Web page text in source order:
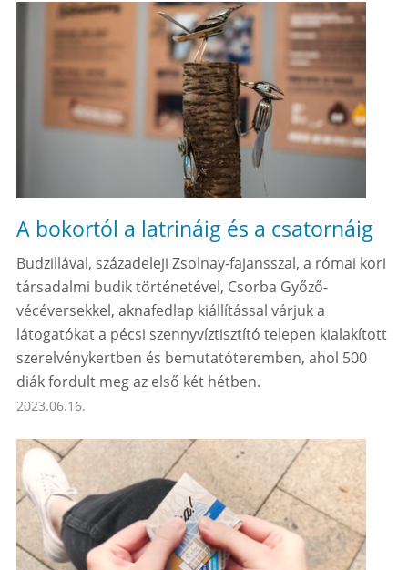
A bokortól a latrináig és a csatornáig
Budzillával, századeleji Zsolnay-fajansszal, a római kori
társadalmi budik történetével, Csorba Győző-
vécéversekkel, aknafedlap kiállítással várjuk a
látogatókat a pécsi szennyvíztisztító telepen kialakított
szerelvénykertben és bemutatóteremben, ahol 500
diák fordult meg az első két hétben.
2023.06.16.